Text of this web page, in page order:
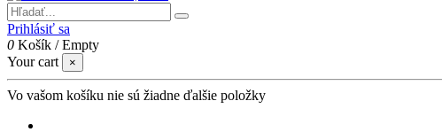
Prihlásiť sa
0 Košík /Empty
Your cart
×
Vo vašom košíku nie sú žiadne ďalšie položky